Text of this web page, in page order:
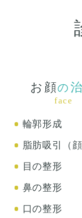
お顔の
face
輪郭形成
脂肪吸引（顔
目の整形
鼻の整形
口の整形